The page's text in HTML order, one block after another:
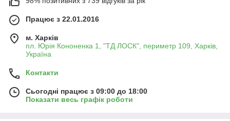
Працює з 22.01.2016
м. Харків
пл. Юрія Кононенка 1, "ТД ЛОСК", периметр 109, Харків,
Україна
Контакти
Сьогодні працює з 09:00 до 18:00
Показати весь графік роботи